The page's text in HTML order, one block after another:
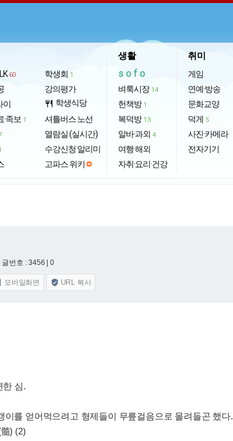
60
이
·족보 1
학생회 1
강의평가
restaurant 학생식당
셔틀버스 노선
열람실 (실시간)
수강신청 알리미
고파스 위키
생활
sofo
벼룩시장 14
헌책방 1
복덕방 13
알바·과외 4
여행·해외
자취·요리·건강
취미
게임
연예·방송
문화교양
덕게 5
사진·카메라
전자기기
| 글번호 : 3456 | 0
모바일화면  URL 복사
한 심.
를 얻어먹으려고 형제들이 무릎걸음으로 몰려들곤 했다.
) (2)